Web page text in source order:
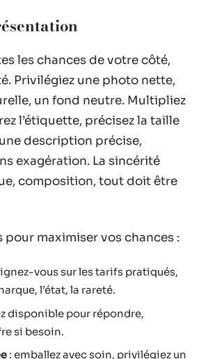
les chances de votre côté,
Privilégiez une photo nette,
un fond neutre. Multipliez
l’étiquette, précisez la taille
description précise,
exagération. La sincérité
composition, tout doit être
pour maximiser vos chances :
vous sur les tarifs pratiqués,
l’état, la rareté.
disponible pour répondre,
si besoin.
: emballez avec soin, privilégiez un